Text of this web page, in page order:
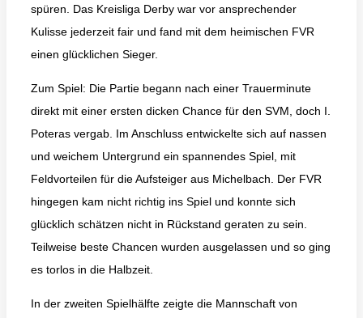
spüren. Das Kreisliga Derby war vor ansprechender
Kulisse jederzeit fair und fand mit dem heimischen FVR
einen glücklichen Sieger.
Zum Spiel: Die Partie begann nach einer Trauerminute
direkt mit einer ersten dicken Chance für den SVM, doch I.
Poteras vergab. Im Anschluss entwickelte sich auf nassen
und weichem Untergrund ein spannendes Spiel, mit
Feldvorteilen für die Aufsteiger aus Michelbach. Der FVR
hingegen kam nicht richtig ins Spiel und konnte sich
glücklich schätzen nicht in Rückstand geraten zu sein.
Teilweise beste Chancen wurden ausgelassen und so ging
es torlos in die Halbzeit.
In der zweiten Spielhälfte zeigte die Mannschaft von